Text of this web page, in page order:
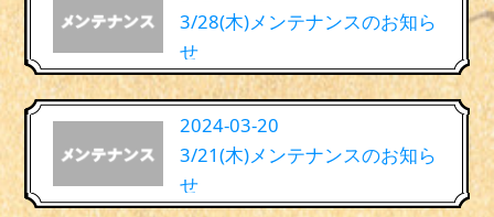
3/28(木)メンテナンスのお知ら
せ
2024-03-20
3/21(木)メンテナンスのお知ら
せ